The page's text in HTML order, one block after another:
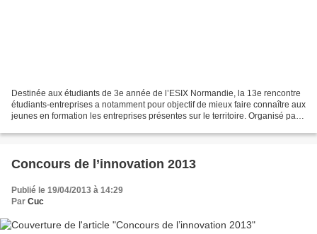
Destinée aux étudiants de 3e année de l’ESIX Normandie, la 13e rencontre
étudiants-entreprises a notamment pour objectif de mieux faire connaître aux
jeunes en formation les entreprises présentes sur le territoire. Organisé par
Concours de l’innovation 2013
Publié le 19/04/2013 à 14:29
Par Cuc